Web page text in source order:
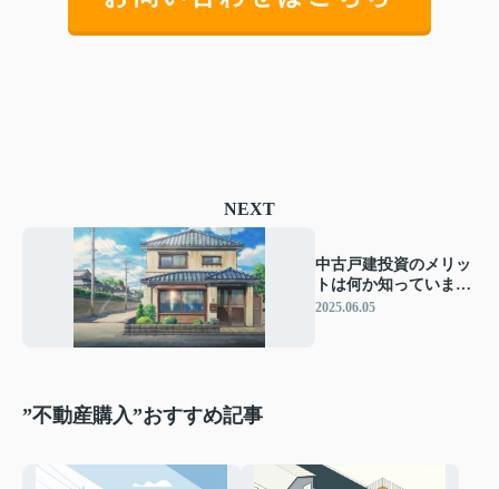
NEXT
中古戸建投資のメリッ
トは何か知っています
か 中古戸建投資の魅力
2025.06.05
”不動産購入”おすすめ記事